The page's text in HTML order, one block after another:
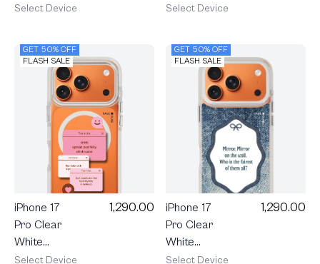
MagSafe
Quote All
Select Device
Mirror
Select Device
GET 50% OFF
FLASH SALE
iPhone 17
Pro Clear
White
MagSafe
1,290.00
Select Device
GET 50% OFF
FLASH SALE
iPhone 17
Pro Clear
White
MagSafe
1,290.00
Select Device